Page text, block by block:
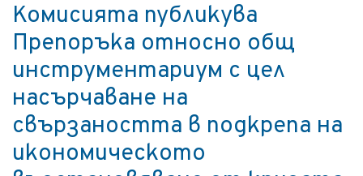
Комисията публикува
Препоръка относно общ
инструментариум с цел
насърчаване на
свързаността в подкрепа на
икономическото